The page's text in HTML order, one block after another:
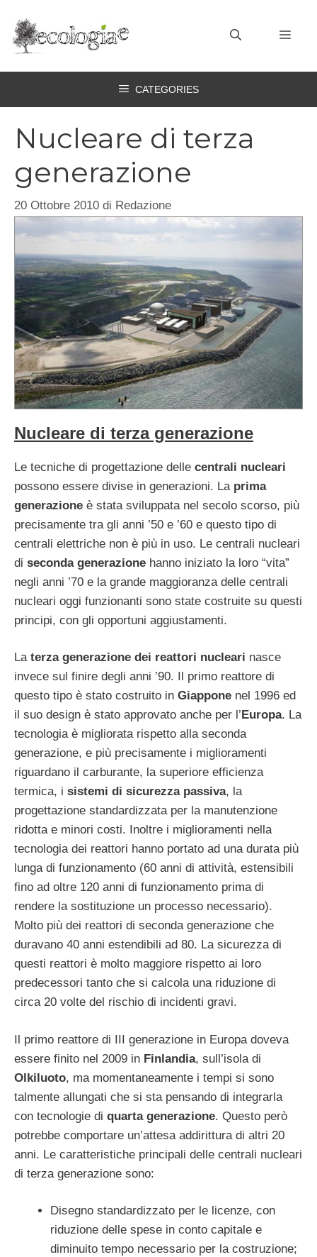
contenuto
CATEGORIES
Nucleare di terza
generazione
20 Ottobre 2010 di Redazione
Nucleare di terza generazione
Le tecniche di progettazione delle centrali nucleari
possono essere divise in generazioni. La prima
generazione è stata sviluppata nel secolo scorso, più
precisamente tra gli anni ’50 e ’60 e questo tipo di
centrali elettriche non è più in uso. Le centrali nucleari
di seconda generazione hanno iniziato la loro “vita”
negli anni ’70 e la grande maggioranza delle centrali
nucleari oggi funzionanti sono state costruite su questi
principi, con gli opportuni aggiustamenti.
Laterza generazione dei reattori nucleari nasce
invece sul finire degli anni ’90. Il primo reattore di
questo tipo è stato costruito in Giappone nel 1996 ed
il suo design è stato approvato anche per l’ Europa. La
tecnologia è migliorata rispetto alla seconda
generazione, e più precisamente i miglioramenti
riguardano il carburante, la superiore efficienza
termica, i sistemi di sicurezza passiva, la
progettazione standardizzata per la manutenzione
ridotta e minori costi. Inoltre i miglioramenti nella
tecnologia dei reattori hanno portato ad una durata più
lunga di funzionamento (60 anni di attività, estensibili
fino ad oltre 120 anni di funzionamento prima di
rendere la sostituzione un processo necessario).
Molto più dei reattori di seconda generazione che
duravano 40 anni estendibili ad 80. La sicurezza di
questi reattori è molto maggiore rispetto ai loro
predecessori tanto che si calcola una riduzione di
circa 20 volte del rischio di incidenti gravi.
Il primo reattore di III generazione in Europa doveva
essere finito nel 2009 in Finlandia, sull’isola di
Olkiluoto, ma momentaneamente i tempi si sono
talmente allungati che si sta pensando di integrarla
con tecnologie di quarta generazione. Questo però
potrebbe comportare un’attesa addirittura di altri 20
anni. Le caratteristiche principali delle centrali nucleari
di terza generazione sono:
Disegno standardizzato per le licenze, con
riduzione delle spese in conto capitale e
diminuito tempo necessario per la costruzione;